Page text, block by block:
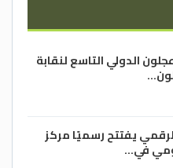
الدولي التاسع لنقابة
يفتتح رسميًا مركز
في…